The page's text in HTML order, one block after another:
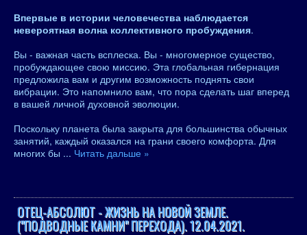
Впервые в истории человечества наблюдается
невероятная волна коллективного пробуждения.
Вы - важная часть всплеска. Вы - многомерное существо,
пробуждающее свою миссию. Эта глобальная гибернация
предложила вам и другим возможность поднять свои
вибрации. Это напомнило вам, что пора сделать шаг вперед
в вашей личной духовной эволюции.
Поскольку планета была закрыта для большинства обычных
занятий, каждый оказался на грани своего комфорта. Для
многих бы ... Читать дальше »
ОТЕЦ-АБСОЛЮТ - ЖИЗНЬ НА НОВОЙ ЗЕМЛЕ.
("ПОДВОДНЫЕ КАМНИ" ПЕРЕХОДА). 12.04.2021.